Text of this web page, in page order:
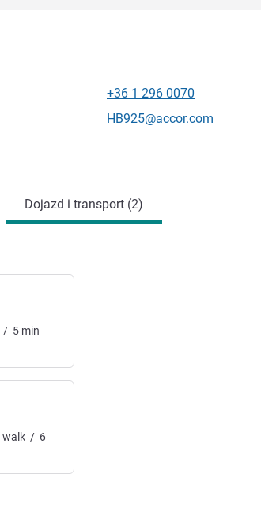
Telefon
+36 1 296 0070
Kontaktowy adres e-mail
HB925@accor.com
Dojazd i transport (2)
/ 5 min
walk / 6